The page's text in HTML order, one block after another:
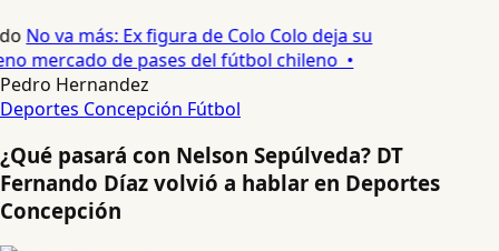
No va más: Ex figura de Colo Colo deja su
mercado de pases del fútbol chileno •
Pedro Hernandez
Deportes Concepción Fútbol
¿Qué pasará con Nelson Sepúlveda? DT
Fernando Díaz volvió a hablar en Deportes
Concepción